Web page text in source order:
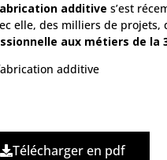
additive s’est
elle, des milliers de
aux métiers de la
additive
Télécharger en pdf